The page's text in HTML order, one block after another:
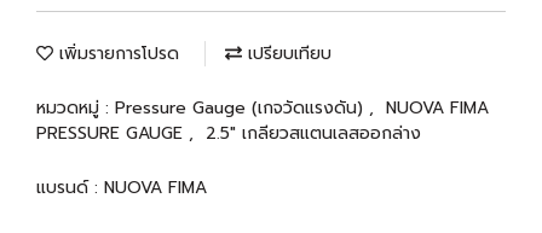
เพิ่มรายการโปรด เปรียบเทียบ
หมวดหมู่ : Pressure Gauge (เกจวัดแรงดัน) , NUOVA FIMA
PRESSURE GAUGE , 2.5" เกลียวสแตนเลสออกล่าง
แบรนด์ : NUOVA FIMA